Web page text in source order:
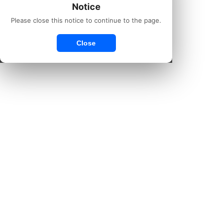
Notice
Please close this notice to continue to the page.
Close